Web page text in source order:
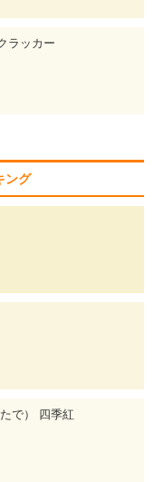
ラッカー
ング
で） 四季紅